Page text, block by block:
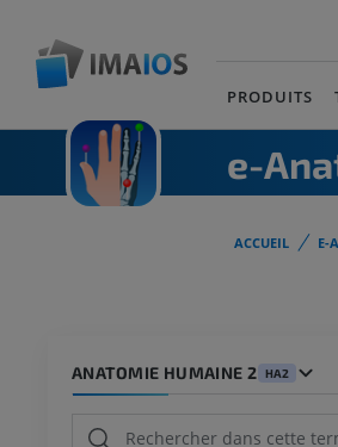
PRODUITS
e-
ACCUEIL E-
ANATOMIE HUMAINE 2 HA2